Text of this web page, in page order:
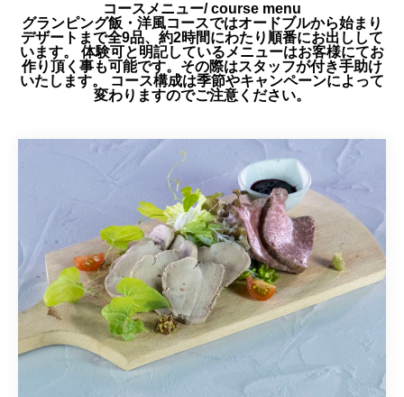
コースメニュー/ course menu
グランピング飯・洋風コースではオードブルから始まり
デザートまで全9品、約2時間にわたり順番にお出しして
います。 体験可と明記しているメニューはお客様にてお
作り頂く事も可能です。その際はスタッフが付き手助け
いたします。 コース構成は季節やキャンペーンによって
変わりますのでご注意ください。